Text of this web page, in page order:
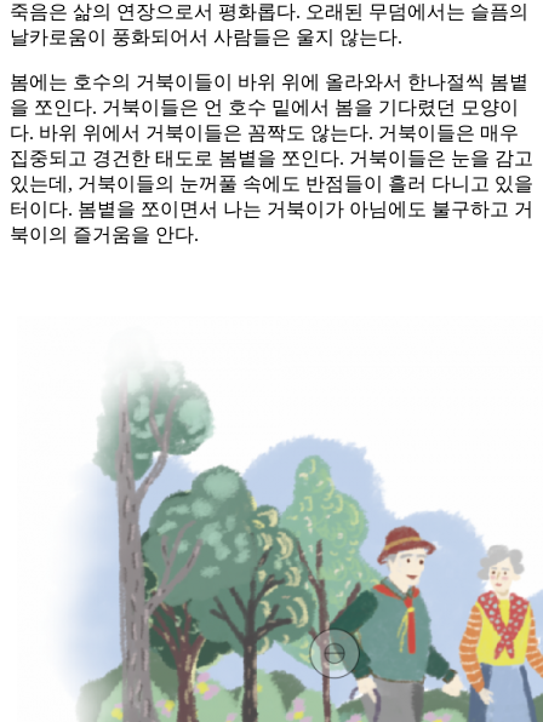
죽음은 삶의 연장으로서 평화롭다. 오래된 무덤에서는 슬픔의
날카로움이 풍화되어서 사람들은 울지 않는다.
봄에는 호수의 거북이들이 바위 위에 올라와서 한나절씩 봄볕
을 쪼인다. 거북이들은 언 호수 밑에서 봄을 기다렸던 모양이
다. 바위 위에서 거북이들은 꼼짝도 않는다. 거북이들은 매우
집중되고 경건한 태도로 봄볕을 쪼인다. 거북이들은 눈을 감고
있는데, 거북이들의 눈꺼풀 속에도 반점들이 흘러 다니고 있을
터이다. 봄볕을 쪼이면서 나는 거북이가 아님에도 불구하고 거
북이의 즐거움을 안다.